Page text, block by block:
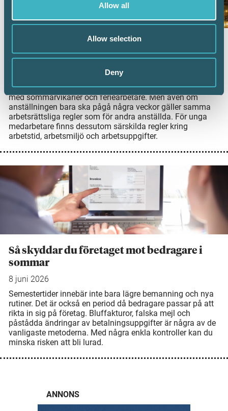
Allow all
Allow selection
Deny
Anställa sommarvikarier? Det här behöver
du ha koll på
Många företag förstärker bemanningen under sommaren
med sommarvikarier och feriearbetare. Men även om
anställningen bara ska pågå några veckor gäller samma
arbetsrättsliga regler som för andra anställda. För unga
medarbetare finns dessutom särskilda regler kring
arbetstid, arbetsmiljö och arbetsuppgifter.
Så skyddar du företaget mot bedragare i
sommar
8 juni 2026
Semestertider innebär inte bara lägre bemanning och nya
rutiner. Det är också en period då bedragare passar på att
rikta in sig på företag. Bluffakturor, falska mejl och
påstådda ändringar av betalningsuppgifter är några av de
vanligaste metoderna. Med några enkla kontroller kan du
minska risken att bli lurad.
ANNONS